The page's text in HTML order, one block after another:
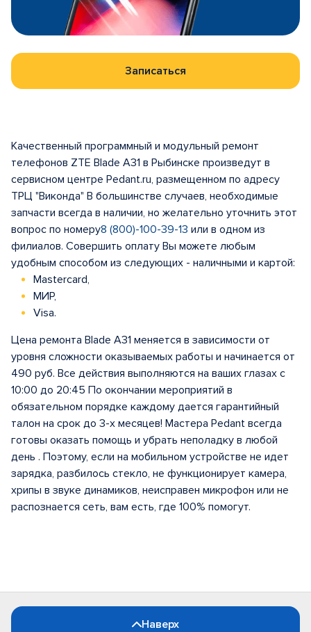
Записаться
Качественный программный и модульный ремонт
телефонов ZTE Blade A31 в Рыбинске произведут в
сервисном центре Pedant.ru, размещенном по адресу
ТРЦ "Виконда" В большинстве случаев, необходимые
запчасти всегда в наличии, но желательно уточнить этот
вопрос по номеру8 (800)-100-39-13 или в одном из
филиалов. Совершить оплату Вы можете любым
удобным способом из следующих - наличными и картой:
Mastercard,
МИР,
Visa.
Цена ремонта Blade A31 меняется в зависимости от
уровня сложности оказываемых работы и начинается от
490 руб. Все действия выполняются на ваших глазах с
10:00 до 20:45 По окончании мероприятий в
обязательном порядке каждому дается гарантийный
талон на срок до 3-х месяцев! Мастера Pedant всегда
готовы оказать помощь и убрать неполадку в любой
день . Поэтому, если на мобильном устройстве не идет
зарядка, разбилось стекло, не функционирует камера,
хрипы в звуке динамиков, неисправен микрофон или не
распознается сеть, вам есть, где 100% помогут.
Наверх